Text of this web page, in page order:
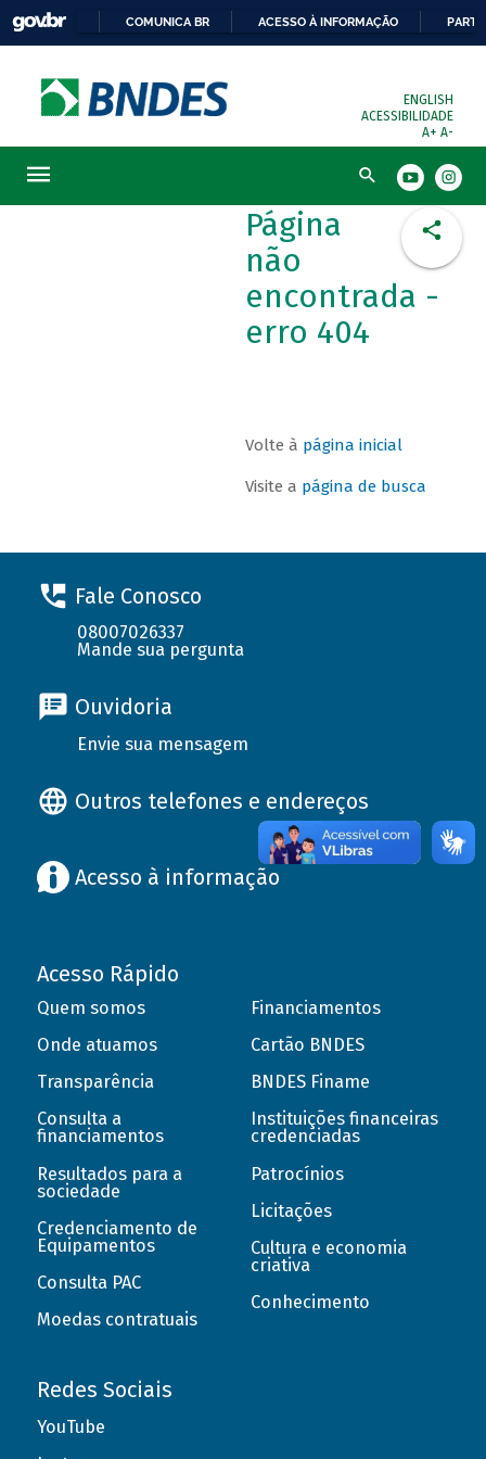
COMUNICA BR ACESSO À INFORMAÇÃO
ENGLISH
ACESSIBILIDADE
A+ A-
Busca
Página
não
encontrada -
erro 404
Volte à página inicial
Visite a página de busca
Fale Conosco
08007026337
Mande sua pergunta
Ouvidoria
Envie sua mensagem
Outros telefones e endereços
Acesso à informação
Acesso Rápido
Quem somos
Onde atuamos
Transparência
Consulta a
financiamentos
Resultados para a
sociedade
Credenciamento de
Equipamentos
Consulta PAC
Moedas contratuais
Financiamentos
Cartão BNDES
BNDES Finame
Instituições financeiras
credenciadas
Patrocínios
Licitações
Cultura e economia
criativa
Conhecimento
Redes Sociais
YouTube